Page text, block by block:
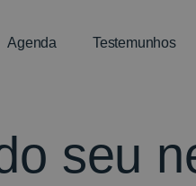
Agenda Testemunhos
seu